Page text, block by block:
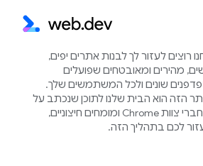
רוצים לעזור לך לבנות אתרים יפים,
מהירים ומאובטחים שפועלים
שונים ולכל המשתמשים שלך.
הזה הוא הבית שלנו לתוכן שנכתב על
ידי חברי צוות Chrome ומומחים חיצוניים,
לכם בתהליך הזה.